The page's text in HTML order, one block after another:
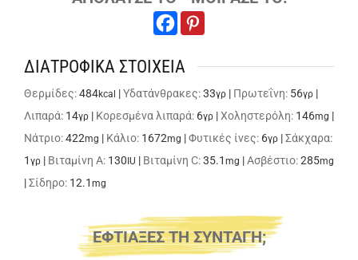
ΔΙΑΤΡΟΦΙΚΑ ΣΤΟΙΧΕΙΑ
Θερμίδες:484kcal |Υδατάνθρακες:33γρ | Πρωτεΐνη: 56γρ |
Λιπαρά: 14γρ | Κορεσμένα λιπαρά: 6γρ |Χοληστερόλη: 146mg |
Νάτριο:422mg | Κάλιο: 1672mg |Φυτικές ίνες: 6γρ |Σάκχαρα:
1 γρ | Βιταμίνη A: 130 IU | Βιταμίνη C:35.1 mg |Ασβέστιο:285mg
|Σίδηρο: 12.1 mg
ΕΦΤΙΑΞΕΣ ΤΗ ΣΥΝΤΑΓΗ;